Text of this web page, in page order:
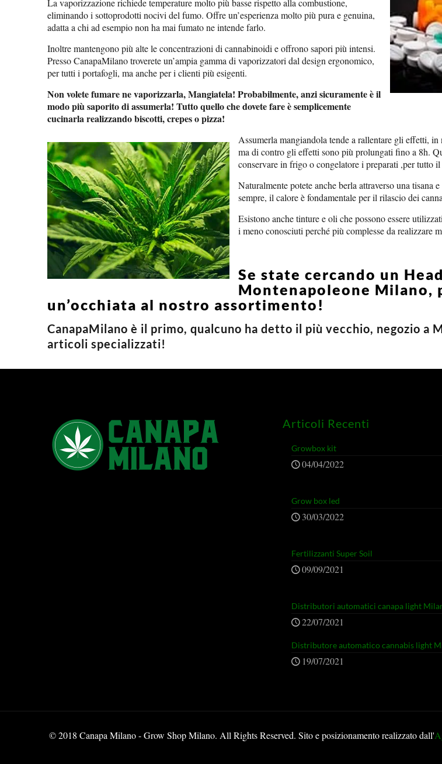
La vaporizzazione richiede temperature molto più basse rispetto alla combustione,
eliminando i sottoprodotti nocivi del fumo. Offre un’esperienza molto più pura e genuina,
adatta a chi ad esempio non ha mai fumato ne intende farlo.
Inoltre mantengono più alte le concentrazioni di cannabinoidi e offrono sapori più intensi.
Presso CanapaMilano troverete un’ampia gamma di vaporizzatori dal design ergonomico,
per tutti i portafogli, ma anche per i clienti più esigenti.
Non volete fumare ne vaporizzarla, Mangiatela! Probabilmente, anzi sicuramente è il
modo più saporito di assumerla! Tutto quello che dovete fare è semplicemente
cucinarla realizzando biscotti, crepes o pizza!
Assumerla mangiandola tende a rallentare gli effetti,
ma di contro gli effetti sono più prolungati fino a 8h.
conservare in frigo o congelatore i preparati ,per tutto
Naturalmente potete anche berla attraverso una tisana
sempre, il calore è fondamentale per il rilascio dei
Esistono anche tinture e oli che possono essere
i meno conosciuti perché più complesse da realizzare
Se state cercando un
Montenapoleone Milano,
un’occhiata al nostro assortimento!
CanapaMilano è il primo, qualcuno ha detto il più vecchio, negozio a
articoli specializzati!
Articoli Recenti
Growbox kit
04/04/2022
Grow box led
30/03/2022
Fertilizzanti Super Soil
09/09/2021
Distributori automatici canapa light
22/07/2021
Distributore automatico cannabis light
19/07/2021
© 2018 Canapa Milano - Grow Shop Milano. All Rights Reserved. Sito e posizionamento realizzato dall'